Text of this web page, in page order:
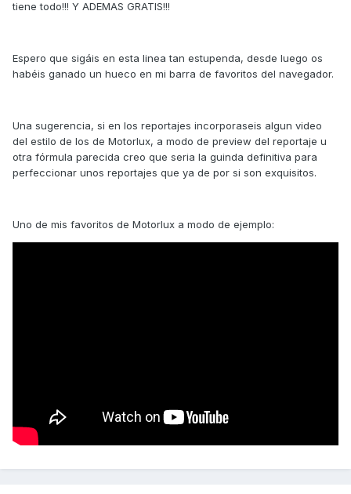
tiene todo!!! Y ADEMAS GRATIS!!!
Espero que sigáis en esta linea tan estupenda, desde luego os
habéis ganado un hueco en mi barra de favoritos del navegador.
Una sugerencia, si en los reportajes incorporaseis algun video
del estilo de los de Motorlux, a modo de preview del reportaje u
otra fórmula parecida creo que seria la guinda definitiva para
perfeccionar unos reportajes que ya de por si son exquisitos.
Uno de mis favoritos de Motorlux a modo de ejemplo: